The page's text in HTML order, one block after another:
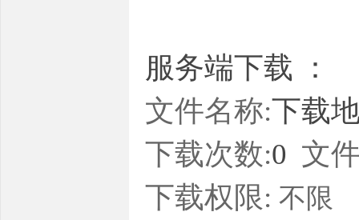
服务端下载 ：
文件名称:下载
下载次数:0 文
下载权限: 不限